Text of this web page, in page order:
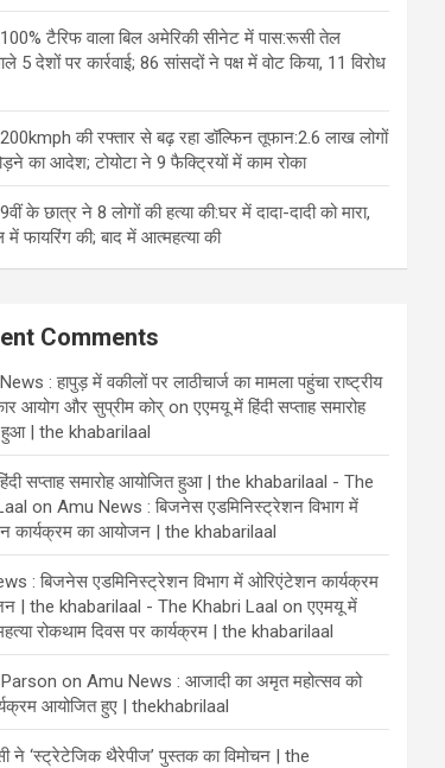
टैरिफ वाला बिल अमेरिकी सीनेट में पास:रूसी तेल
5 देशों पर कार्रवाई; 86 सांसदों ने पक्ष में वोट किया, 11 विरोध
की रफ्तार से बढ़ रहा डॉल्फिन तूफान:2.6 लाख लोगों
का आदेश; टोयोटा ने 9 फैक्ट्रियों में काम रोका
के छात्र ने 8 लोगों की हत्या की:घर में दादा-दादी को मारा,
फायरिंग की; बाद में आत्महत्या की
Comments
: हापुड़ में वकीलों पर लाठीचार्ज का मामला पहुंचा राष्ट्रीय
आयोग और सुप्रीम कोर् onएएमयू में हिंदी सप्ताह समारोह
| the khabarilaal
सप्ताह समारोह आयोजित हुआ | the khabarilaal - The
onAmu News : बिजनेस एडमिनिस्ट्रेशन विभाग में
कार्यक्रम का आयोजन | the khabarilaal
: बिजनेस एडमिनिस्ट्रेशन विभाग में ओरिएंटेशन कार्यक्रम
| the khabarilaal - The Khabri Laal onएएमयू में
रोकथाम दिवस पर कार्यक्रम | the khabarilaal
onAmu News : आजादी का अमृत महोत्सव को
आयोजित हुए | thekhabrilaal
ने ‘स्ट्रेटेजिक थैरेपीज’ पुस्तक का विमोचन | the